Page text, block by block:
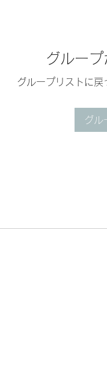
グルー
グループリストに
グル